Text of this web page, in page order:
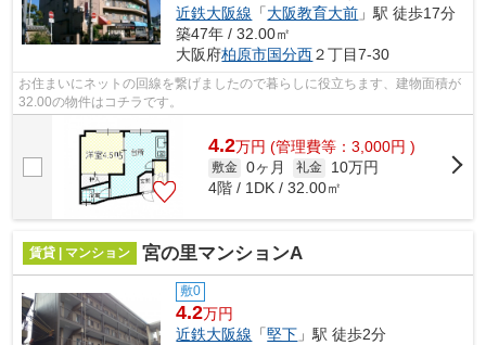
近鉄大阪線 「大阪教育大前 」駅 徒歩17分
築47年 / 32.00㎡
大阪府柏原市国分西２丁目7-30
お住まいにネットの回線を繋げましたので暮らしに役立ちます、建物面積が
32.00の物件はコチラです。
4.2万円 (管理費等：3,000円 )
敷金 0ヶ月 礼金
10万円
4階 / 1DK / 32.00㎡
賃貸 | マンション 宮の里マンションA
敷0
4.2万円
近鉄大阪線 「堅下 」駅 徒歩2分